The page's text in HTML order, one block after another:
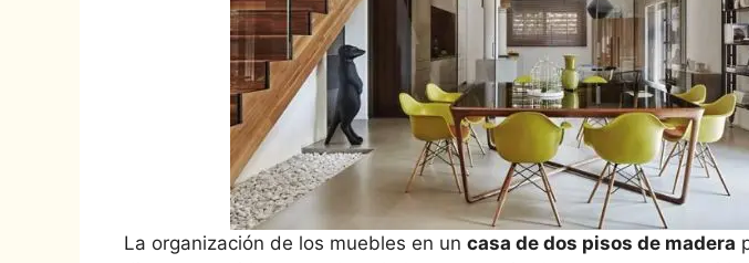
La organización de los muebles en un casa de dos pisos de madera